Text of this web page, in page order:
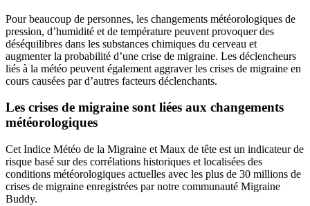
Pour beaucoup de personnes, les changements météorologiques de
pression, d’humidité et de température peuvent provoquer des
déséquilibres dans les substances chimiques du cerveau et
augmenter la probabilité d’une crise de migraine. Les déclencheurs
liés à la météo peuvent également aggraver les crises de migraine en
cours causées par d’autres facteurs déclenchants.
Les crises de migraine sont liées aux changements
météorologiques
Cet Indice Météo de la Migraine et Maux de tête est un indicateur de
risque basé sur des corrélations historiques et localisées des
conditions météorologiques actuelles avec les plus de 30 millions de
crises de migraine enregistrées par notre communauté Migraine
Buddy.